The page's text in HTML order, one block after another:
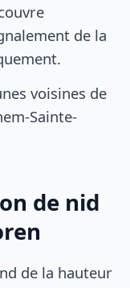
de la
voisines de
Sainte-
de nid
de la hauteur